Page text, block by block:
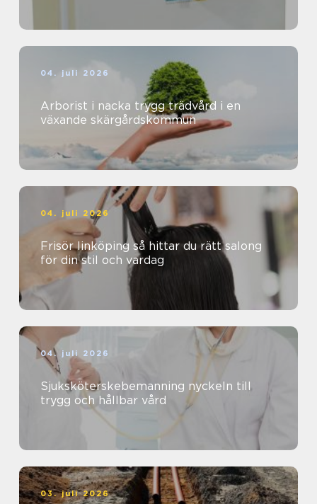
04. juli 2026
Arborist i nacka trygg trädvård i en
växande skärgårdskommun
04. juli 2026
Frisör linköping så hittar du rätt salong
för din stil och vardag
04. juli 2026
Sjuksköterskebemanning nyckeln till
trygg och hållbar vård
03. juli 2026